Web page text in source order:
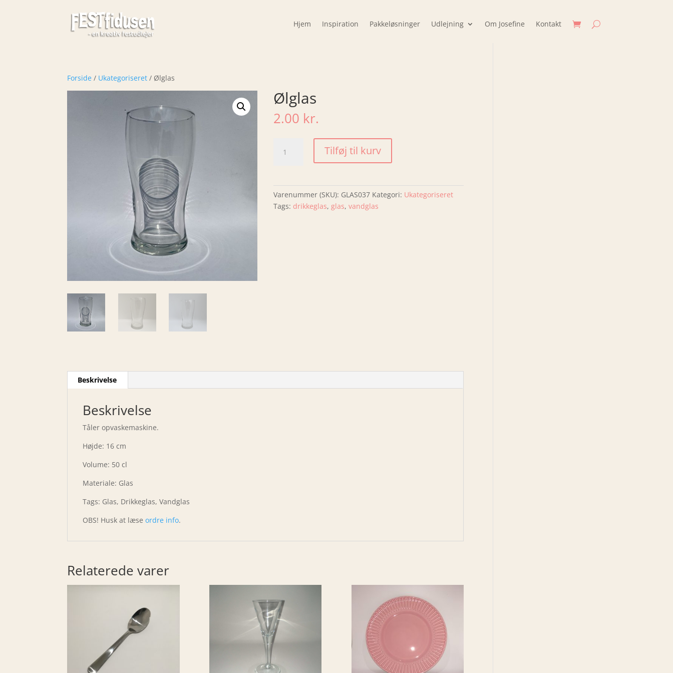
Hjem Inspiration Pakkeløsninger Udlejning Om Josefine Kontakt
Forside / Ukategoriseret / Ølglas
Ølglas
2.00 kr.
antal
Tilføj til kurv
Varenummer (SKU): GLAS037 Kategori: Ukategoriseret
Tags: drikkeglas,glas,vandglas
Beskrivelse
Beskrivelse
Tåler opvaskemaskine.
Højde: 16 cm
Volume: 50 cl
Materiale: Glas
Tags: Glas, Drikkeglas, Vandglas
OBS! Husk at læseordre info.
Relaterede varer